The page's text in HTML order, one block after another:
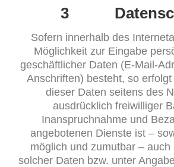
3
Sofern innerhalb des
Möglichkeit zur Eingabe
geschäftlicher Daten (E-Mail-
Anschriften) besteht, so
dieser Daten seitens des
ausdrücklich freiwilliger
Inanspruchnahme und
angebotenen Dienste ist –
möglich und zumutbar – auch
solcher Daten bzw. unter